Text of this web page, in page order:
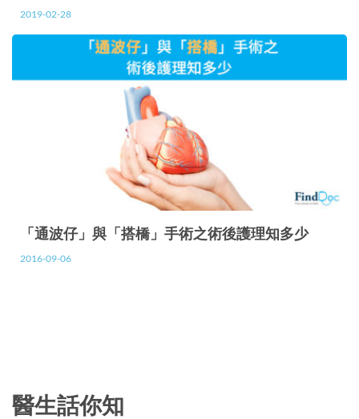
2019-02-28
「通波仔」與「搭橋」手術之術後護理知多少
2016-09-06
醫生話你知